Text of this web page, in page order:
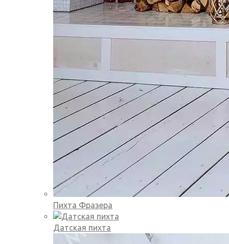
Пихта Фразера
Датская пихта